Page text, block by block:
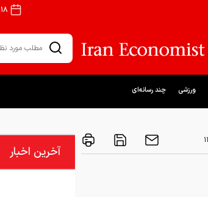
۱۸ مرداد ۱۴۰۵
ورزشی چند رسانه‌ای
آخرین اخبار